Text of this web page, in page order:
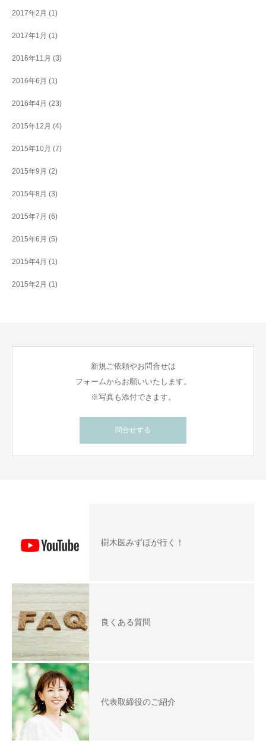
2017年2月 (1)
2017年1月 (1)
2016年11月 (3)
2016年6月 (1)
2016年4月 (23)
2015年12月 (4)
2015年10月 (7)
2015年9月 (2)
2015年8月 (3)
2015年7月 (6)
2015年6月 (5)
2015年4月 (1)
2015年2月 (1)
新規ご依頼やお問合せは
フォームからお願いいたします。
※写真も添付できます。
問合せする
樹木医みずほが行く！
良くある質問
代表取締役のご紹介